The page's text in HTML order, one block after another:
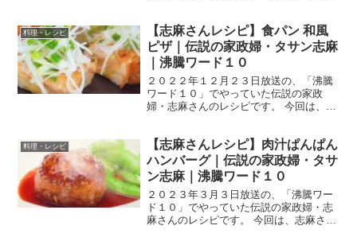
くれました。 では、早速作り方です。 洋
風ブリ大根 材料 ...
料理・レシピ
【志麻さんレシピ】食パン 和風
ピザ｜伝説の家政婦・タサン志麻
｜沸騰ワード１０
２０２２年１２月２３日放送の、「沸騰
ワード１０」でやっていた伝説の家政
婦・志麻さんのレシピです。 今回は、ク
クを大公開してくれました！ 俳優の北村
匠海さんと、當真あみ...
料理・レシピ
【志麻さんレシピ】肉汁ぱんぱん
ハンバーグ｜伝説の家政婦・タサ
ン志麻｜沸騰ワード１０
２０２３年３月３日放送の、「沸騰ワー
ド１０」でやっていた伝説の家政婦・志
麻さんのレシピです。 今回は、志麻さん